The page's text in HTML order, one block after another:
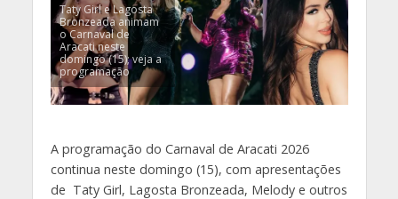
Taty Girl e Lagosta
Bronzeada animam
o Carnaval de
Aracati neste
domingo (15); veja a
programação
A programação do Carnaval de Aracati 2026
continua neste domingo (15), com apresentações
de Taty Girl, Lagosta Bronzeada, Melody e outros